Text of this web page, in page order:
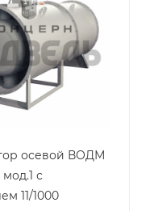
осевой ВОДМ
с
11/1000